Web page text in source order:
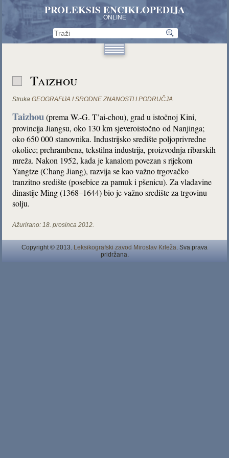
PROLEKSIS ENCIKLOPEDIJA
ONLINE
Taizhou
Struka GEOGRAFIJA I SRODNE ZNANOSTI I PODRUČJA
Taizhou(prema W.-G. T’ai-chou), grad u istočnoj Kini,
provincija Jiangsu, oko 130 km sjeveroistočno od Nanjinga;
oko 650 000 stanovnika. Industrijsko središte poljoprivredne
okolice; prehrambena, tekstilna industrija, proizvodnja ribarskih
mreža. Nakon 1952, kada je kanalom povezan s rijekom
Yangtze (Chang Jiang), razvija se kao važno trgovačko
tranzitno središte (posebice za pamuk i pšenicu). Za vladavine
dinastije Ming (1368–1644) bio je važno središte za trgovinu
solju.
Ažurirano: 18. prosinca 2012.
Copyright © 2013. Leksikografski zavod Miroslav Krleža. Sva prava
pridržana.